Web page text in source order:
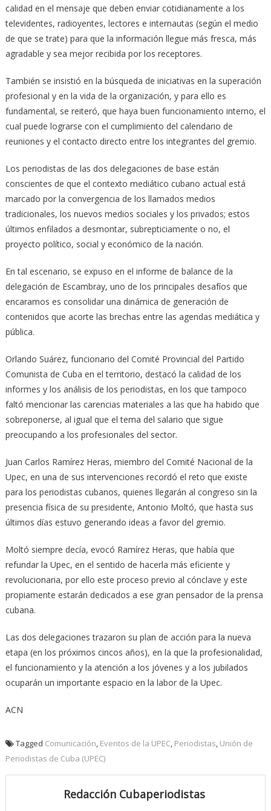
calidad en el mensaje que deben enviar cotidianamente a los
televidentes, radioyentes, lectores e internautas (según el medio
de que se trate) para que la información llegue más fresca, más
agradable y sea mejor recibida por los receptores.
También se insistió en la búsqueda de iniciativas en la superación
profesional y en la vida de la organización, y para ello es
fundamental, se reiteró, que haya buen funcionamiento interno, el
cual puede lograrse con el cumplimiento del calendario de
reuniones y el contacto directo entre los integrantes del gremio.
Los periodistas de las dos delegaciones de base están
conscientes de que el contexto mediático cubano actual está
marcado por la convergencia de los llamados medios
tradicionales, los nuevos medios sociales y los privados; estos
últimos enfilados a desmontar, subrepticiamente o no, el
proyecto político, social y económico de la nación.
En tal escenario, se expuso en el informe de balance de la
delegación de Escambray, uno de los principales desafíos que
encaramos es consolidar una dinámica de generación de
contenidos que acorte las brechas entre las agendas mediática y
pública.
Orlando Suárez, funcionario del Comité Provincial del Partido
Comunista de Cuba en el territorio, destacó la calidad de los
informes y los análisis de los periodistas, en los que tampoco
faltó mencionar las carencias materiales a las que ha habido que
sobreponerse, al igual que el tema del salario que sigue
preocupando a los profesionales del sector.
Juan Carlos Ramírez Heras, miembro del Comité Nacional de la
Upec, en una de sus intervenciones recordó el reto que existe
para los periodistas cubanos, quienes llegarán al congreso sin la
presencia física de su presidente, Antonio Moltó, que hasta sus
últimos días estuvo generando ideas a favor del gremio.
Moltó siempre decía, evocó Ramírez Heras, que había que
refundar la Upec, en el sentido de hacerla más eficiente y
revolucionaria, por ello este proceso previo al cónclave y este
propiamente estarán dedicados a ese gran pensador de la prensa
cubana.
Las dos delegaciones trazaron su plan de acción para la nueva
etapa (en los próximos cincos años), en la que la profesionalidad,
el funcionamiento y la atención a los jóvenes y a los jubilados
ocuparán un importante espacio en la labor de la Upec.
ACN
Tagged Comunicación, Eventos de la UPEC, Periodistas, Unión de
Periodistas de Cuba (UPEC)
Redacción Cubaperiodistas